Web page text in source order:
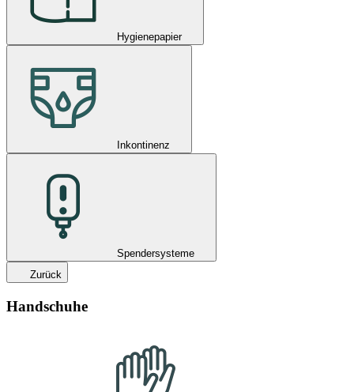
Hygienepapier
Inkontinenz
Spendersysteme
Zurück
Handschuhe